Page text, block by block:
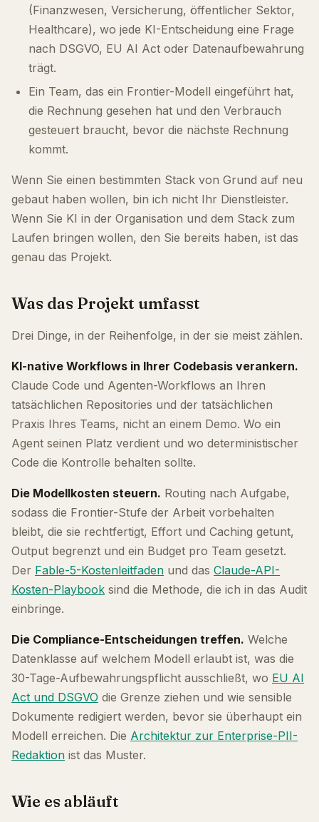
(Finanzwesen, Versicherung, öffentlicher Sektor,
Healthcare), wo jede KI-Entscheidung eine Frage
nach DSGVO, EU AI Act oder Datenaufbewahrung
trägt.
Ein Team, das ein Frontier-Modell eingeführt hat,
die Rechnung gesehen hat und den Verbrauch
gesteuert braucht, bevor die nächste Rechnung
kommt.
Wenn Sie einen bestimmten Stack von Grund auf neu
gebaut haben wollen, bin ich nicht Ihr Dienstleister.
Wenn Sie KI in der Organisation und dem Stack zum
Laufen bringen wollen, den Sie bereits haben, ist das
genau das Projekt.
Was das Projekt umfasst
Drei Dinge, in der Reihenfolge, in der sie meist zählen.
KI-native Workflows in Ihrer Codebasis verankern.
Claude Code und Agenten-Workflows an Ihren
tatsächlichen Repositories und der tatsächlichen
Praxis Ihres Teams, nicht an einem Demo. Wo ein
Agent seinen Platz verdient und wo deterministischer
Code die Kontrolle behalten sollte.
Die Modellkosten steuern. Routing nach Aufgabe,
sodass die Frontier-Stufe der Arbeit vorbehalten
bleibt, die sie rechtfertigt, Effort und Caching getunt,
Output begrenzt und ein Budget pro Team gesetzt.
Der Fable-5-Kostenleitfaden und das Claude-API-
Kosten-Playbook sind die Methode, die ich in das Audit
einbringe.
Die Compliance-Entscheidungen treffen. Welche
Datenklasse auf welchem Modell erlaubt ist, was die
30-Tage-Aufbewahrungspflicht ausschließt, wo EU AI
Act und DSGVO die Grenze ziehen und wie sensible
Dokumente redigiert werden, bevor sie überhaupt ein
Modell erreichen. Die Architektur zur Enterprise-PII-
Redaktion ist das Muster.
Wie es abläuft